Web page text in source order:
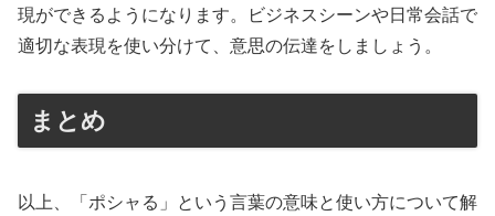
現ができるようになります。ビジネスシーンや日常会話で
適切な表現を使い分けて、意思の伝達をしましょう。
まとめ
以上、「ポシャる」という言葉の意味と使い方について解